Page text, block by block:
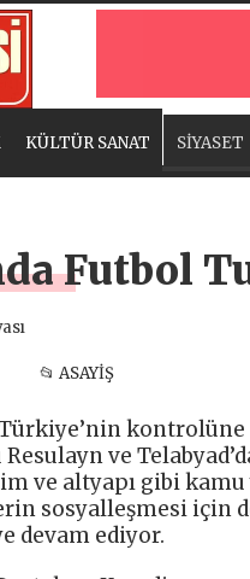
KÜLTÜR SANAT SİYASET
Futbol
📂 ASAYİŞ
Türkiye’nin
ve
ve altyapı gibi kamu
sosyalleşmesi için
devam ediyor.